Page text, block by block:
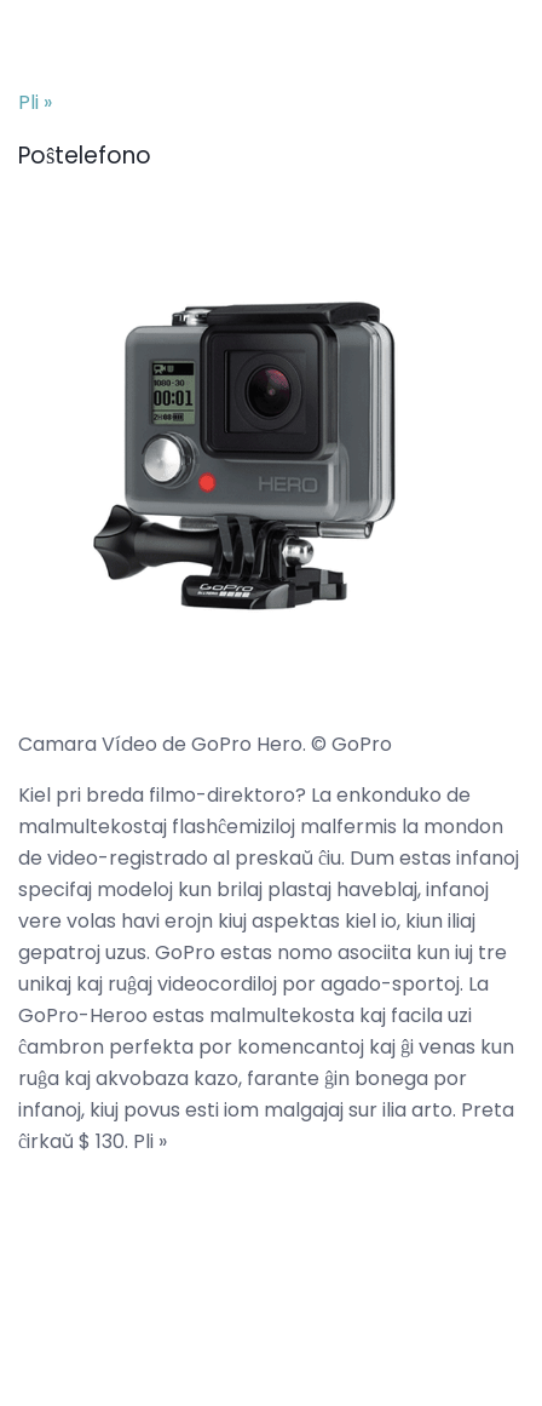
Pli »
Poŝtelefono
Camara Vídeo de GoPro Hero. © GoPro
Kiel pri breda filmo-direktoro? La enkonduko de
malmultekostaj flashĉemiziloj malfermis la mondon
de video-registrado al preskaŭ ĉiu. Dum estas infanoj
specifaj modeloj kun brilaj plastaj haveblaj, infanoj
vere volas havi erojn kiuj aspektas kiel io, kiun iliaj
gepatroj uzus. GoPro estas nomo asociita kun iuj tre
unikaj kaj ruĝaj videocordiloj por agado-sportoj. La
GoPro-Heroo estas malmultekosta kaj facila uzi
ĉambron perfekta por komencantoj kaj ĝi venas kun
ruĝa kaj akvobaza kazo, farante ĝin bonega por
infanoj, kiuj povus esti iom malgajaj sur ilia arto. Preta
ĉirkaŭ $ 130. Pli »